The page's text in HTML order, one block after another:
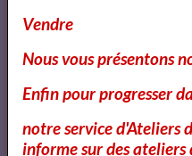
Vendre
Nous vous présentons
Enfin pour progresser
notre service d'Ateliers
informe sur des